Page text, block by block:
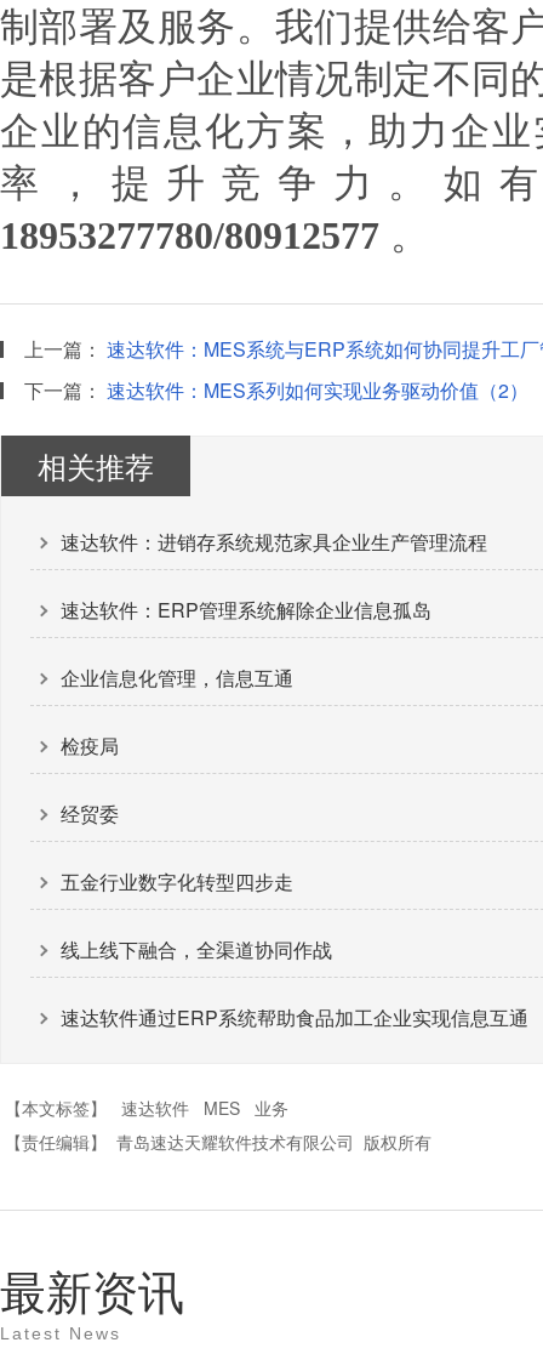
制部署及服务。我们提供给客
是根据客户企业情况制定不同
企业的信息化方案，助力企
率，提升竞争力。如
18953277780/80912577 。
上一篇： 速达软件：MES系统与ERP系统如何协同提升工
下一篇： 速达软件：MES系列如何实现业务驱动价值（2）
相关推荐
速达软件：进销存系统规范家具企业生产管理流程
速达软件：ERP管理系统解除企业信息孤岛
企业信息化管理，信息互通
检疫局
经贸委
五金行业数字化转型四步走
线上线下融合，全渠道协同作战
速达软件通过ERP系统帮助食品加工企业实现信息互通
【本文标签】 速达软件 MES
业务
【责任编辑】
青岛速达天耀软件技术有限公司 版权所有
最新资讯
Latest News